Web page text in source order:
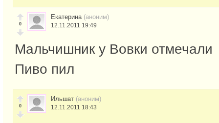
0
Екатерина (аноним)
12.11.2011 19:49
Мальчишник у Вовки отмечали
Пиво пил
0
Ильшат (аноним)
12.11.2011 18:43